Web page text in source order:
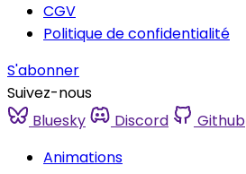
CGV
Politique de confidentialité
S'abonner
Suivez-nous
Bluesky
Discord Github
Animations